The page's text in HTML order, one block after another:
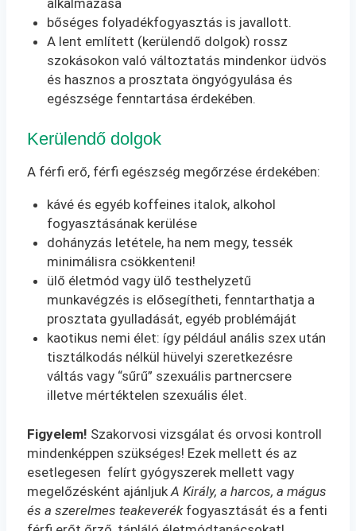
alkalmazása
bőséges folyadékfogyasztás is javallott.
A lent említett (kerülendő dolgok) rossz
szokásokon való változtatás mindenkor üdvös
és hasznos a prosztata öngyógyulása és
egészsége fenntartása érdekében.
Kerülendő dolgok
A férfi erő, férfi egészség megőrzése érdekében:
kávé és egyéb koffeines italok, alkohol
fogyasztásának kerülése
dohányzás letétele, ha nem megy, tessék
minimálisra csökkenteni!
ülő életmód vagy ülő testhelyzetű
munkavégzés is elősegítheti, fenntarthatja a
prosztata gyulladását, egyéb problémáját
kaotikus nemi élet: így például anális szex után
tisztálkodás nélkül hüvelyi szeretkezésre
váltás vagy “sűrű” szexuális partnercsere
illetve mértéktelen szexuális élet.
Figyelem! Szakorvosi vizsgálat és orvosi kontroll
mindenképpen szükséges! Ezek mellett és az
esetlegesen felírt gyógyszerek mellett vagy
megelőzésként ajánljukA Király, a harcos, a mágus
és a szerelmes teakeverékfogyasztását és a fenti